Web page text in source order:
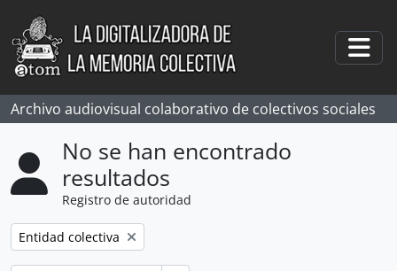
Skip to main content
Archivo audiovisual colaborativo de colectivos sociales
No se han encontrado
resultados
Registro de autoridad
Remove filter:
Entidad colectiva